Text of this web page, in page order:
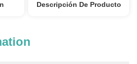
Descripción De Producto